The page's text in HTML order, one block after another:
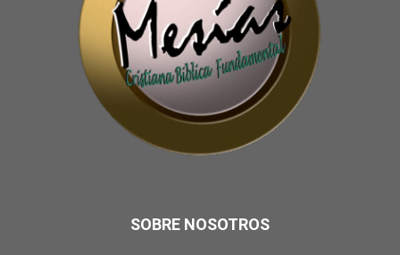
SOBRE NOSOTROS